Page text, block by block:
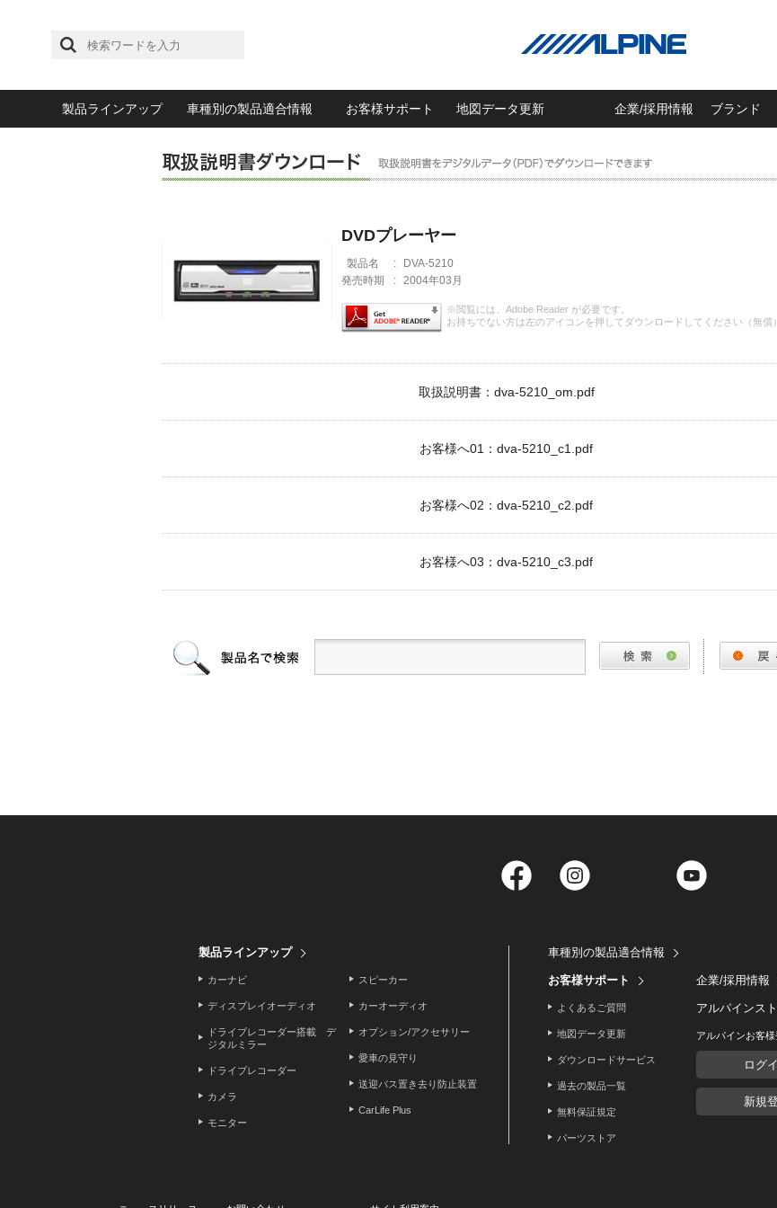
製品ラインアップ 車種別の製品適合情報 お客様サポート 地図データ更新 企業/採用情報 ブランド
DVDプレーヤー
製品名 :
DVA-5210
発売時期
: 2004年03月
※閲覧には、Adobe Reader が必要です。
お持ちでない方は左のアイコンを押してダウンロードしてください（無償
取扱説明書：dva-5210_om.pdf
お客様へ01：dva-5210_c1.pdf
お客様へ02：dva-5210_c2.pdf
お客様へ03：dva-5210_c3.pdf
Facebook Twitter
製品ラインアップ
カーナビ
ディスプレイオーディオ
ドライブレコーダー搭載 デ
ジタルミラー
ドライブレコーダー
カメラ
モニター
スピーカー
カーオーディオ
オプション/アクセサリー
愛車の見守り
送迎バス置き去り防止装置
CarLife Plus
車種別の製品適合情報
お客様サポート
よくあるご質問
地図データ更新
ダウンロードサービス
過去の製品一覧
無料保証規定
パーツストア
企業/採用情報
アルパインス
アルパインお客
ログ
新規